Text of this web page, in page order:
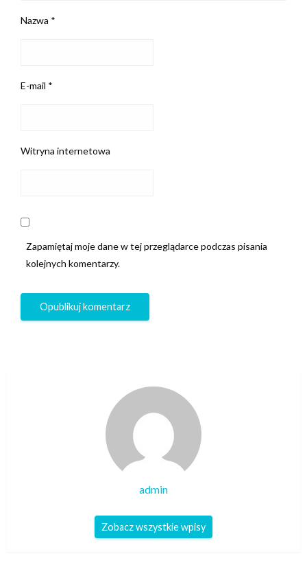
Nazwa *
E-mail *
Witryna internetowa
Zapamiętaj moje dane w tej przeglądarce podczas pisania
kolejnych komentarzy.
admin
Zobacz wszystkie wpisy